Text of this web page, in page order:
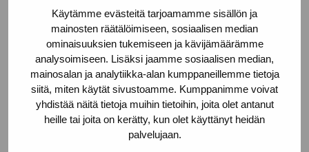
Käytämme evästeitä tarjoamamme sisällön ja
mainosten räätälöimiseen, sosiaalisen median
ominaisuuksien tukemiseen ja kävijämäärämme
analysoimiseen. Lisäksi jaamme sosiaalisen median,
mainosalan ja analytiikka-alan kumppaneillemme tietoja
siitä, miten käytät sivustoamme. Kumppanimme voivat
yhdistää näitä tietoja muihin tietoihin, joita olet antanut
heille tai joita on kerätty, kun olet käyttänyt heidän
palvelujaan.
Deponeringsplats
Pro Artibus, Ekenäs
© Kuvasto 2026